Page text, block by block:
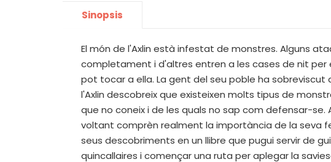
Sinopsis
El món de l'Axlin està infestat de monstres. Alguns
completament i d'altres entren a les cases de nit per
pot tocar a ella. La gent del seu poble ha
l'Axlin descobreix que existeixen molts tipus de
que no coneix i de les quals no sap com defensar-se.
voltant comprèn realment la importància de la seva
seus descobriments en un llibre que pugui servir de
quincallaires i començar una ruta per aplegar la